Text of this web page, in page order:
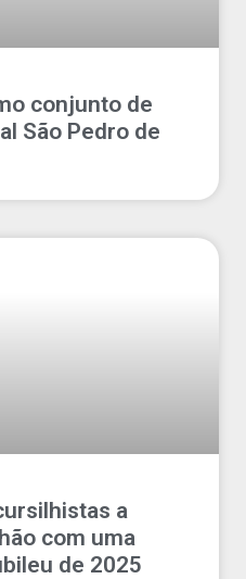
conjunto de
São Pedro de
a
com uma
de 2025